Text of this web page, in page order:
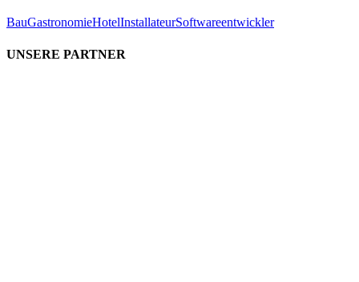
BauGastronomieHotelInstallateurSoftwareentwickler
UNSERE PARTNER